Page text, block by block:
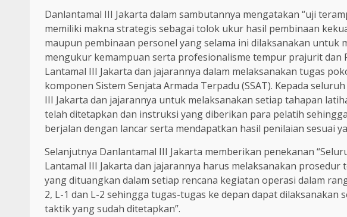
Danlantamal III Jakarta dalam sambutannya mengatakan “uji
memiliki makna strategis sebagai tolok ukur hasil pembinaan
maupun pembinaan personel yang selama ini dilaksanakan untuk
mengukur kemampuan serta profesionalisme tempur prajurit dan
Lantamal III Jakarta dan jajarannya dalam melaksanakan tugas
komponen Sistem Senjata Armada Terpadu (SSAT). Kepada
III Jakarta dan jajarannya untuk melaksanakan setiap tahapan
telah ditetapkan dan instruksi yang diberikan para pelatih
berjalan dengan lancar serta mendapatkan hasil penilaian sesuai
Selanjutnya Danlantamal III Jakarta memberikan penekanan
Lantamal III Jakarta dan jajarannya harus melaksanakan
yang dituangkan dalam setiap rencana kegiatan operasi dalam
2, L-1 dan L-2 sehingga tugas-tugas ke depan dapat
taktik yang sudah ditetapkan”.